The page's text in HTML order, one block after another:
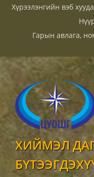
Хүрээлэнгийн вэб
Гарын авлага,
ХИЙМЭЛ